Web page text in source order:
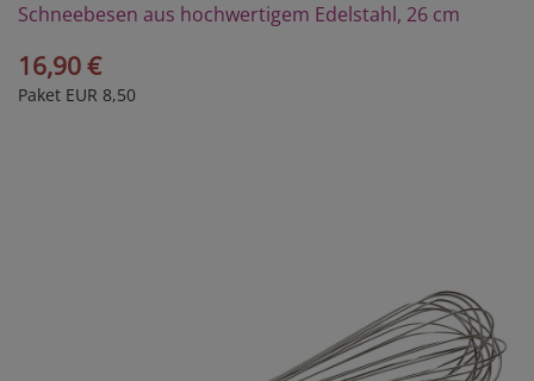
Schneebesen aus hochwertigem Edelstahl, 26 cm
16,90 €
Paket EUR 8,50